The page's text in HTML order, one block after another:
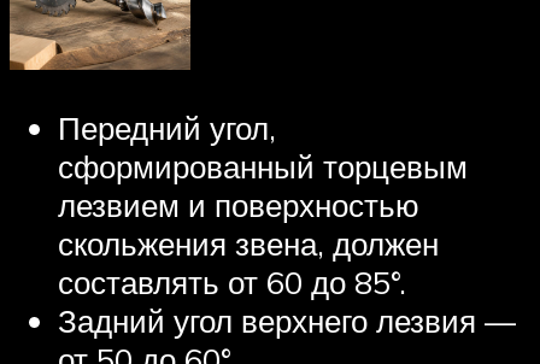
Передний угол,
сформированный торцевым
лезвием и поверхностью
скольжения звена, должен
составлять от 60 до 85°.
Задний угол верхнего лезвия —